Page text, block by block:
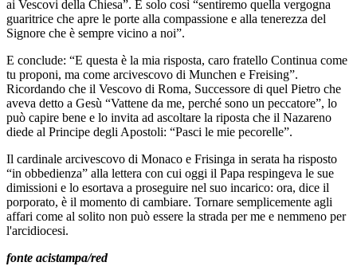
ai Vescovi della Chiesa”. E solo così “sentiremo quella vergogna
guaritrice che apre le porte alla compassione e alla tenerezza del
Signore che è sempre vicino a noi”.
E conclude: “E questa è la mia risposta, caro fratello Continua come
tu proponi, ma come arcivescovo di Munchen e Freising”.
Ricordando che il Vescovo di Roma, Successore di quel Pietro che
aveva detto a Gesù “Vattene da me, perché sono un peccatore”, lo
può capire bene e lo invita ad ascoltare la riposta che il Nazareno
diede al Principe degli Apostoli: “Pasci le mie pecorelle”.
Il cardinale arcivescovo di Monaco e Frisinga in serata ha risposto
“in obbedienza” alla lettera con cui oggi il Papa respingeva le sue
dimissioni e lo esortava a proseguire nel suo incarico: ora, dice il
porporato, è il momento di cambiare. Tornare semplicemente agli
affari come al solito non può essere la strada per me e nemmeno per
l'arcidiocesi.
fonte acistampa/red